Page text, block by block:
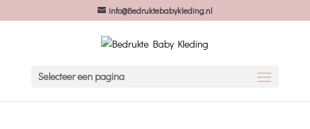
info@Bedruktebabykleding.nl
Selecteer een pagina